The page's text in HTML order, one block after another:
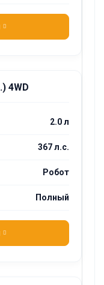
4WD
2.0 л
367 л.с.
Робот
Полный